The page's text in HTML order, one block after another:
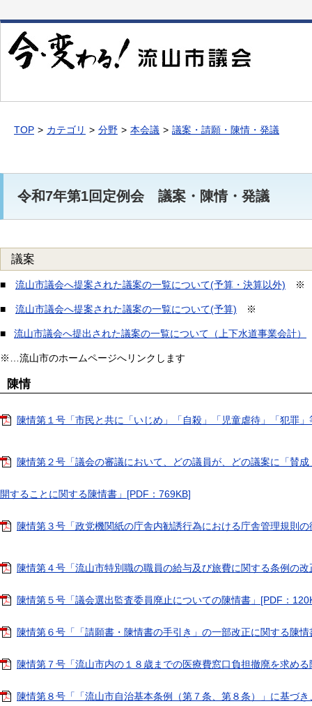
文
移
動
TOP カテゴリ 分野 本会議 議案・請願・陳情・発議
令和7年第1回定例会 議案・陳情・発議
議案
■ 流山市議会へ提案された議案の一覧について(予算・決算以外) ※
■ 流山市議会へ提案された議案の一覧について(予算) ※
■ 流山市議会へ提出された議案の一覧について（上下水道事業会計）
※…流山市のホームページへリンクします
陳情
陳情第１号「市民と共に「いじめ」「自殺」「児童虐待」「犯罪
陳情第２号「議会の審議において、どの議員が、どの議案に「賛
開することに関する陳情書」[PDF：769KB]
陳情第３号「政党機関紙の庁舎内勧誘行為における庁舎管理規則
陳情第４号「流山市特別職の職員の給与及び旅費に関する条例の
陳情第５号「議会選出監査委員廃止についての陳情書」[PDF：
陳情第６号「「請願書・陳情書の手引き」の一部改正に関する陳
陳情第７号「流山市内の１８歳までの医療費窓口負担撤廃を求め
陳情第８号「「流山市自治基本条例（第７条、第８条）」に基づ